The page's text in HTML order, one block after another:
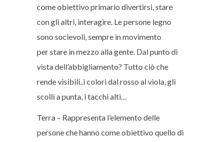
come obiettivo primario divertirsi, stare
con gli altri, interagire. Le persone legno
sono socievoli,sempre in movimento
per stare in mezzo alla gente. Dal punto di
vista dell’abbigliamento? Tutto ciò che
rende visibili..i colori dal rosso al viola, gli
scolli a punta, i tacchi alti…
Terra – Rappresenta l’elemento delle
persone che hanno come obiettivo quello di